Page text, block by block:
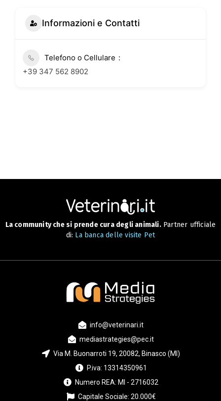
Informazioni e Contatti
Telefono o Cellulare
+39 347 562 8902
La community che si prende cura degli animali.Partner ufficiale
di: La banca delle visite Pet
info@veterinari.it
mediastrategies@pec.it
Via M. Buonarroti 19, 20082, Binasco (MI)
P.iva: 13314350961
Numero REA: MI - 2716032
Capitale Sociale: 20.000€